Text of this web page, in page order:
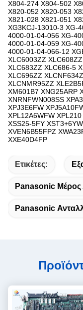
Ετικέτες:
Panasonic Μέρος
Panasonic